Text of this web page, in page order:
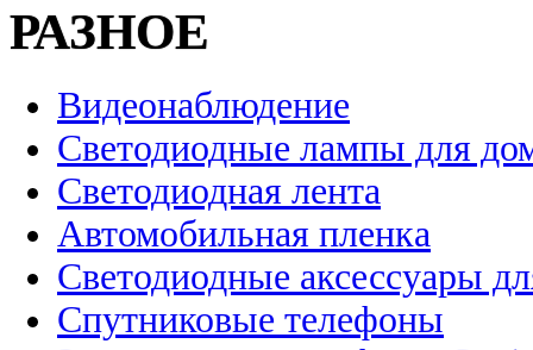
РАЗНОЕ
Видеонаблюдение
Светодиодные лампы для
Светодиодная лента
Автомобильная пленка
Светодиодные аксессуары
Спутниковые телефоны